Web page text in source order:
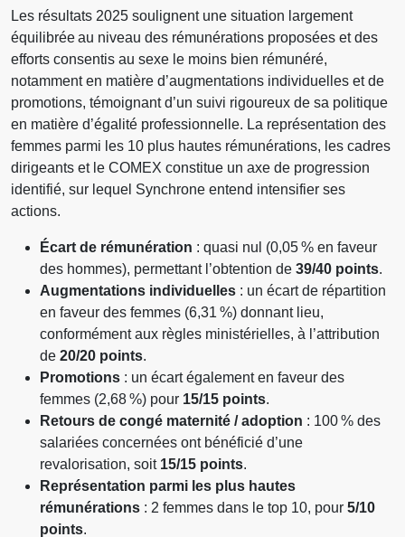
Les résultats 2025 soulignent une situation largement
équilibrée au niveau des rémunérations proposées et des
efforts consentis au sexe le moins bien rémunéré,
notamment en matière d’augmentations individuelles et de
promotions, témoignant d’un suivi rigoureux de sa politique
en matière d’égalité professionnelle. La représentation des
femmes parmi les 10 plus hautes rémunérations, les cadres
dirigeants et le COMEX constitue un axe de progression
identifié, sur lequel Synchrone entend intensifier ses
actions.
Écart de rémunération : quasi nul (0,05 % en faveur
des hommes), permettant l’obtention de 39/40 points.
Augmentations individuelles : un écart de répartition
en faveur des femmes (6,31 %) donnant lieu,
conformément aux règles ministérielles, à l’attribution
de 20/20 points.
Promotions : un écart également en faveur des
femmes (2,68 %) pour 15/15 points.
Retours de congé maternité / adoption : 100 % des
salariées concernées ont bénéficié d’une
revalorisation, soit 15/15 points.
Représentation parmi les plus hautes
rémunérations : 2 femmes dans le top 10, pour 5/10
points.